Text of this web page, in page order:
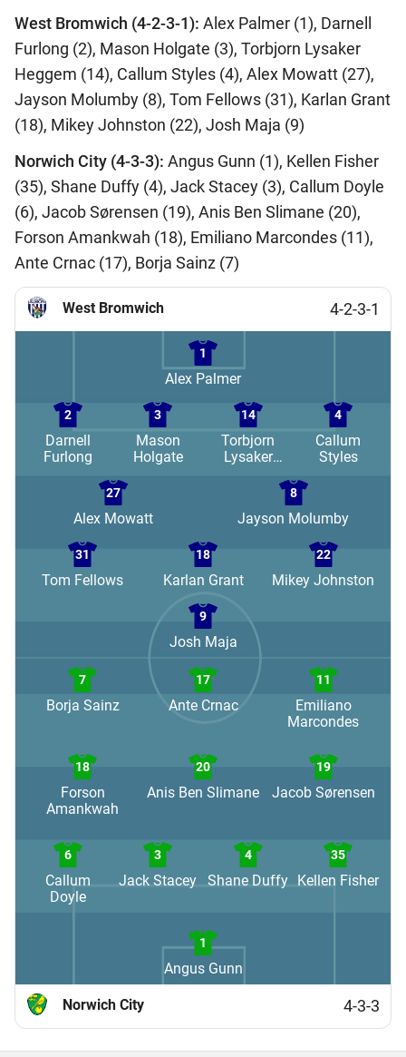
West Bromwich (4-2-3-1): Alex Palmer (1), Darnell
Furlong (2), Mason Holgate (3), Torbjorn Lysaker
Heggem (14), Callum Styles (4), Alex Mowatt (27),
Jayson Molumby (8), Tom Fellows (31), Karlan Grant
(18), Mikey Johnston (22), Josh Maja (9)
Norwich City (4-3-3): Angus Gunn (1), Kellen Fisher
(35), Shane Duffy (4), Jack Stacey (3), Callum Doyle
(6), Jacob Sørensen (19), Anis Ben Slimane (20),
Forson Amankwah (18), Emiliano Marcondes (11),
Ante Crnac (17), Borja Sainz (7)
West Bromwich 4-2-3-1
1
Alex Palmer
2
Darnell
Furlong
3
Mason
Holgate
14
Torbjorn
Lysaker
4
Callum
Styles
27
Alex Mowatt
8
Jayson Molumby
31
Tom Fellows
18
Karlan Grant
22
Mikey Johnston
9
Josh Maja
7
Borja Sainz
17
Ante Crnac
11
Emiliano
Marcondes
18
Forson
Amankwah
20
Anis Ben Slimane
19
Jacob Sørensen
6
Callum
Doyle
3
Jack Stacey
4
Shane Duffy
35
Kellen Fisher
1
Angus Gunn
Norwich City 4-3-3